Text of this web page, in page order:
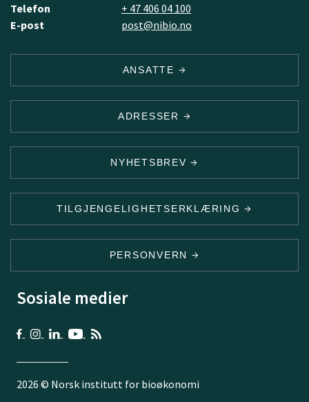
Telefon
+ 47 406 04 100
E-post
post@nibio.no
ANSATTE
ADRESSER
NYHETSBREV
TILGJENGELIGHETSERKLÆRING
PERSONVERN
Sosiale medier
2026 © Norsk institutt for bioøkonomi